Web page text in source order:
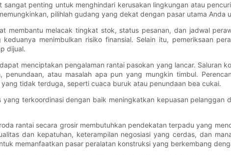
penting untuk menghindari kerusakan lingkungan atau
pilihlah gudang yang dekat dengan pasar utama Anda
membantu melacak tingkat stok, status pesanan, dan jadwal
menimbulkan risiko finansial. Selain itu, pemeriksaan
dijual.
menciptakan pengalaman rantai pasokan yang lancar. Saluran
penundaan, atau masalah apa pun yang mungkin timbul.
tidak terduga, seperti cuaca buruk atau penundaan bea cukai.
terkoordinasi dengan baik meningkatkan kepuasan
rantai secara grosir membutuhkan pendekatan terpadu yang
dan kepatuhan, keterampilan negosiasi yang cerdas, dan
memanfaatkan pasar peralatan konstruksi yang berkembang